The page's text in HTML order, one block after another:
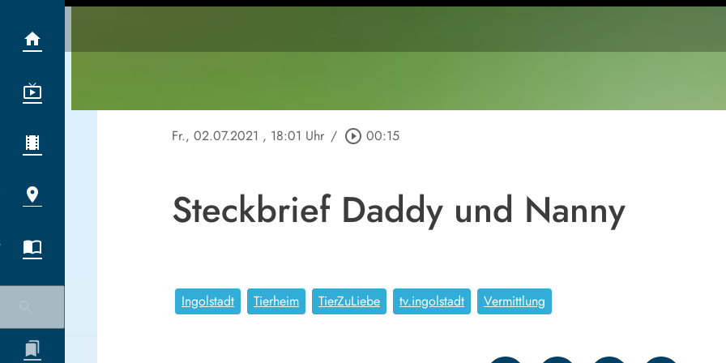
Fr., 02.07.2021 , 18:01 Uhr / play_circle_outline 00:15
Steckbrief Daddy und Nanny
Ingolstadt Tierheim TierZuLiebe tv.ingolstadt Vermittlung